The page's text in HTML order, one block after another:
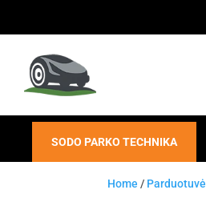
SODO PARKO TECHNIKA
Home / Parduotuvė